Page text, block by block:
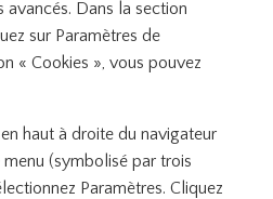
Dans la section
sur Paramètres de
« Cookies », vous pouvez
haut à droite du navigateur
(symbolisé par trois
Paramètres. Cliquez